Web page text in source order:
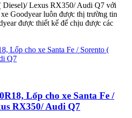
Diesel)/ Lexus RX350/ Audi Q7 với
Goodyear luôn được thị trường tin
được thiết kế để chịu được các
Lốp cho xe Santa Fe /
RX350/ Audi Q7